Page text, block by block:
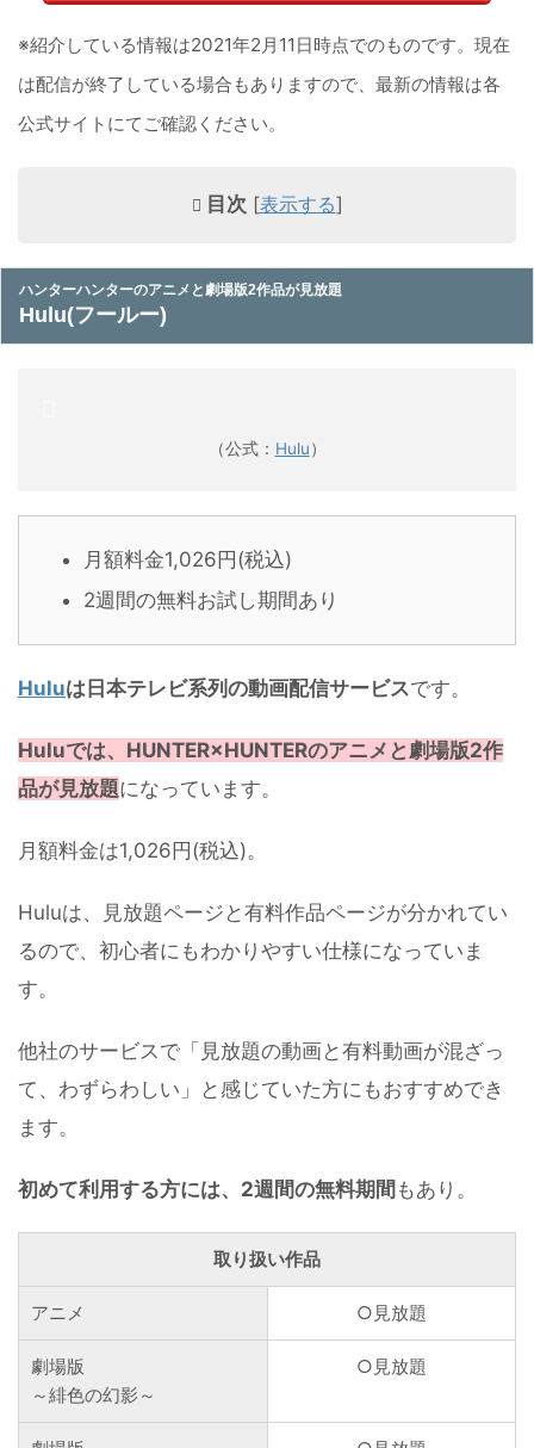
※紹介している情報は2021年2月11日時点でのものです。現在
は配信が終了している場合もありますので、最新の情報は各
公式サイトにてご確認ください。
目次 [表示する]
ハンターハンターのアニメと劇場版2作品が見放題
Hulu(フールー)
（公式： Hulu）
月額料金1,026円(税込)
2週間の無料お試し期間あり
Huluは日本テレビ系列の動画配信サービスです。
Huluでは、HUNTER×HUNTERのアニメと劇場版2作
品が見放題になっています。
月額料金は1,026円(税込)。
Huluは、見放題ページと有料作品ページが分かれてい
るので、初心者にもわかりやすい仕様になっていま
す。
他社のサービスで「見放題の動画と有料動画が混ざっ
て、わずらわしい」と感じていた方にもおすすめでき
ます。
初めて利用する方には、2週間の無料期間 もあり。
取り扱い作品
アニメ ○見放題
劇場版
～緋色の幻影～
○見放題